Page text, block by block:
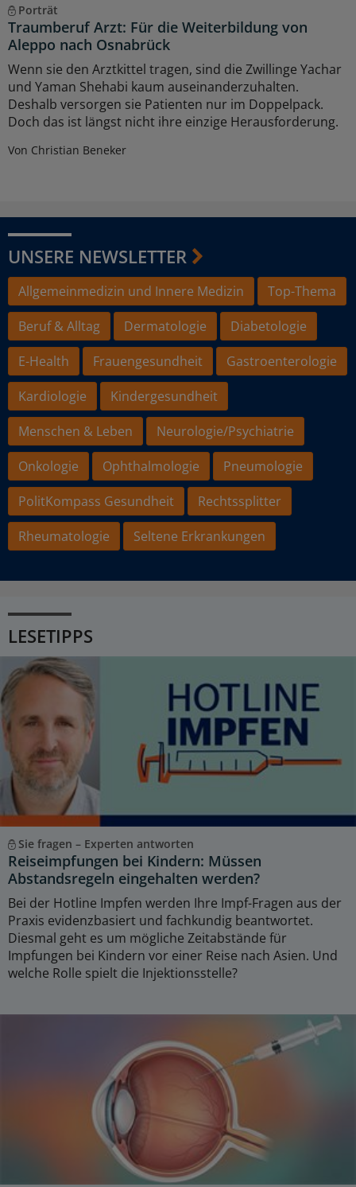
Porträt
Traumberuf Arzt: Für die Weiterbildung von
Aleppo nach Osnabrück
Wenn sie den Arztkittel tragen, sind die Zwillinge Yachar
und Yaman Shehabi kaum auseinanderzuhalten.
Deshalb versorgen sie Patienten nur im Doppelpack.
Doch das ist längst nicht ihre einzige Herausforderung.
Von Christian Beneker
UNSERE NEWSLETTER
Allgemeinmedizin und Innere Medizin
Top-Thema
Beruf & Alltag
Dermatologie
Diabetologie
E-Health
Frauengesundheit
Gastroenterologie
Kardiologie
Kindergesundheit
Menschen & Leben
Neurologie/Psychiatrie
Onkologie
Ophthalmologie
Pneumologie
PolitKompass Gesundheit
Rechtssplitter
Rheumatologie
Seltene Erkrankungen
LESETIPPS
Sie fragen – Experten antworten
Reiseimpfungen bei Kindern: Müssen
Abstandsregeln eingehalten werden?
Bei der Hotline Impfen werden Ihre Impf-Fragen aus der
Praxis evidenzbasiert und fachkundig beantwortet.
Diesmal geht es um mögliche Zeitabstände für
Impfungen bei Kindern vor einer Reise nach Asien. Und
welche Rolle spielt die Injektionsstelle?